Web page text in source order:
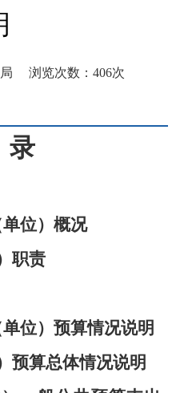
浏览次数： 406次
录
位）概况
职责
位）预算情况说明
预算总体情况说明